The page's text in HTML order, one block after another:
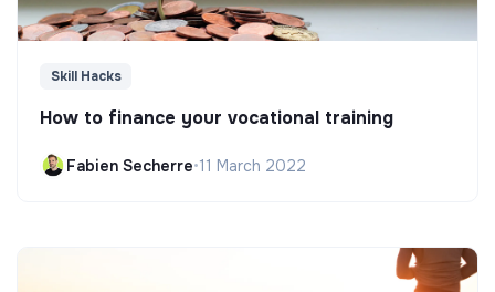
Skill Hacks
How to finance your vocational training
Fabien Secherre•11 March 2022